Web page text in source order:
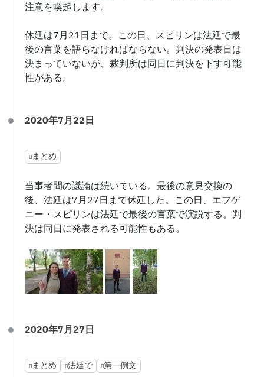
注意を喚起します。
休廷は7月21日まで。この日、スピリンは法廷で最
後の言葉を語らなければならない。判決の発表日は
決まっていないが、裁判所は同日に判決を下す可能
性がある。
2020年7月22日
まとめ
当事者間の議論は続いている。最後の意見交換の
後、法廷は7月27日まで休廷した。この日、エフゲ
ニー・スピリンは法廷で最後の言葉で演説する。判
決は同日に発表される可能性もある。
2020年7月27日
まとめ 法廷で 第一例文